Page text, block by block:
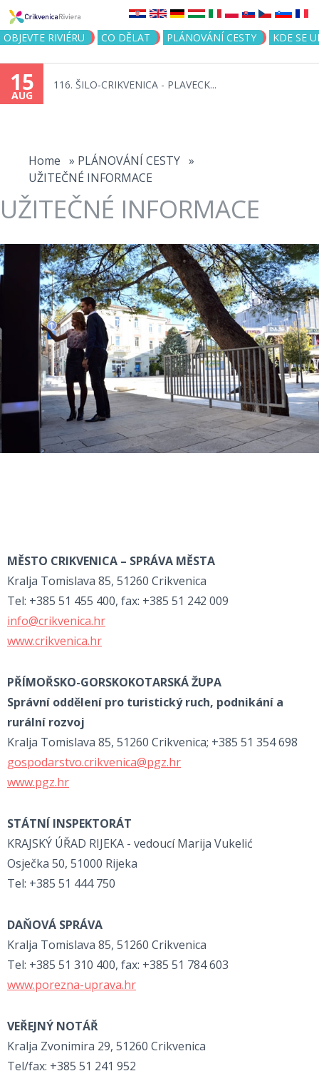
Jump to navigation
OBJEVTE RIVIÉRU CO DĚLAT PLÁNOVÁNÍ CESTY KDE SE
15
AUG
116. ŠILO-CRIKVENICA - PLAVECK...
here
Home » PLÁNOVÁNÍ CESTY »
UŽITEČNÉ INFORMACE
UŽITEČNÉ INFORMACE
MĚSTO CRIKVENICA – SPRÁVA MĚSTA
Kralja Tomislava 85, 51260 Crikvenica
Tel: +385 51 455 400, fax: +385 51 242 009
info@crikvenica.hr
www.crikvenica.hr
PŘÍMOŘSKO-GORSKOKOTARSKÁ ŽUPA
Správní oddělení pro turistický ruch, podnikání a
rurální rozvoj
Kralja Tomislava 85, 51260 Crikvenica; +385 51 354 698
gospodarstvo.crikvenica@pgz.hr
www.pgz.hr
STÁTNÍ INSPEKTORÁT
KRAJSKÝ ÚŘAD RIJEKA - vedoucí Marija Vukelić
Osječka 50, 51000 Rijeka
Tel: +385 51 444 750
DAŇOVÁ SPRÁVA
Kralja Tomislava 85, 51260 Crikvenica
Tel: +385 51 310 400, fax: +385 51 784 603
www.porezna-uprava.hr
VEŘEJNÝ NOTÁŘ
Kralja Zvonimira 29, 51260 Crikvenica
Tel/fax: +385 51 241 952